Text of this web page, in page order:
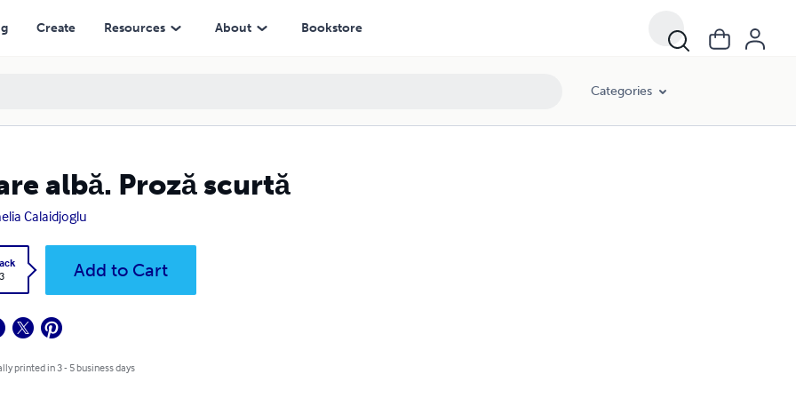
Create Resources About Bookstore
Categories
albă. Proză scurtă
Calaidjoglu
Add to Cart
printed in 3 - 5 business days